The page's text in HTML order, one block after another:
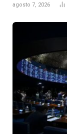
agosto 7, 2026